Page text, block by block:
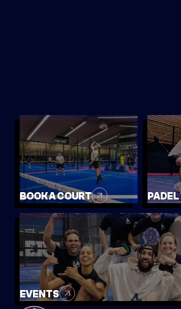
10:00-12:00
SIGN UP
SATURDAY
24
MAY
BOOK A COURT
EVENTS